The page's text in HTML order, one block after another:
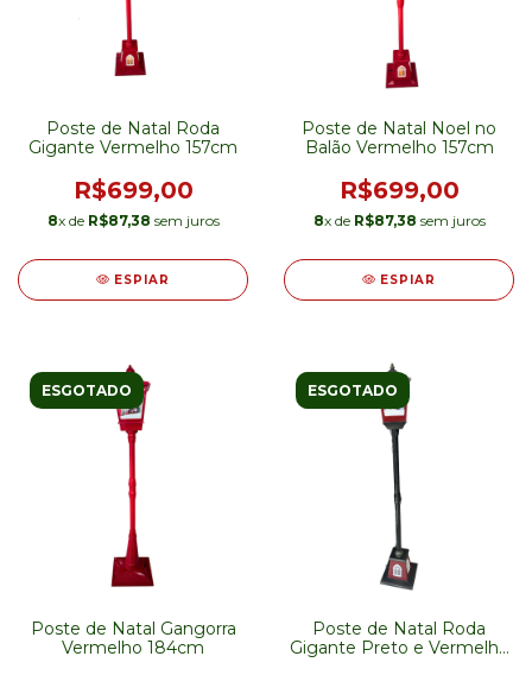
Poste de Natal Roda
Gigante Vermelho 157cm
R$699,00
8x de R$87,38 sem juros
ESPIAR
Poste de Natal Noel no
Balão Vermelho 157cm
R$699,00
8x de R$87,38 sem juros
ESPIAR
ESGOTADO
Poste de Natal Gangorra
Vermelho 184cm
ESGOTADO
Poste de Natal Roda
Gigante Preto e Vermelho